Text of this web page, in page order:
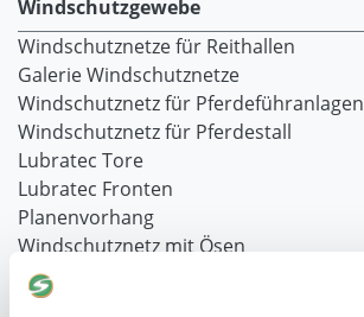
Windschutzgewebe
Windschutznetze für Reithallen
Galerie Windschutznetze
Windschutznetz für Pferdeführanlagen
Windschutznetz für Pferdestall
Lubratec Tore
Lubratec Fronten
Planenvorhang
Windschutznetz mit Ösen
Windschutznetz mit Keder
PVC Lamellen für Pferdeställe